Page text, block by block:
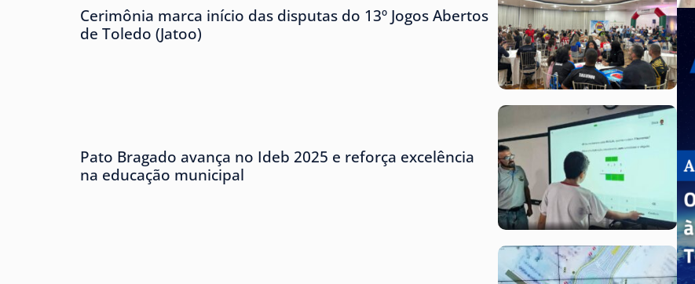
Cerimônia marca início das disputas do 13º Jogos Abertos
de Toledo (Jatoo)
Pato Bragado avança no Ideb 2025 e reforça excelência
na educação municipal